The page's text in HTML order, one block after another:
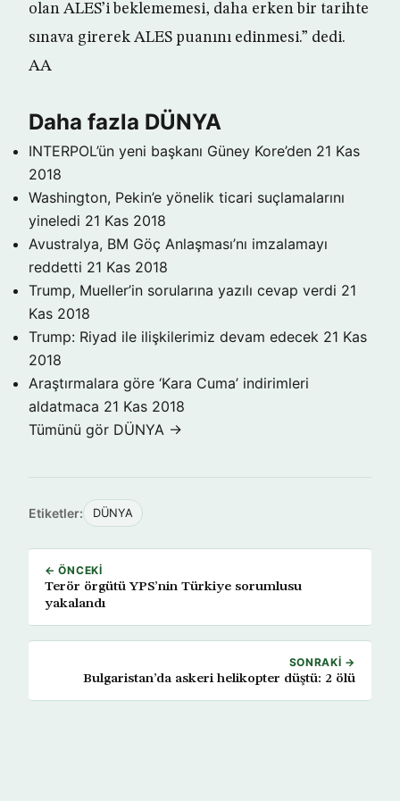
olan ALES’i beklememesi, daha erken bir tarihte
sınava girerek ALES puanını edinmesi.” dedi.
AA
Daha fazla DÜNYA
INTERPOL’ün yeni başkanı Güney Kore’den 21 Kas
2018
Washington, Pekin’e yönelik ticari suçlamalarını
yineledi 21 Kas 2018
Avustralya, BM Göç Anlaşması’nı imzalamayı
reddetti 21 Kas 2018
Trump, Mueller’in sorularına yazılı cevap verdi 21
Kas 2018
Trump: Riyad ile ilişkilerimiz devam edecek 21 Kas
2018
Araştırmalara göre ‘Kara Cuma’ indirimleri
aldatmaca 21 Kas 2018
Tümünü gör DÜNYA →
Etiketler: DÜNYA
← ÖNCEKI
Terör örgütü YPS’nin Türkiye sorumlusu
yakalandı
SONRAKI →
Bulgaristan’da askeri helikopter düştü: 2 ölü